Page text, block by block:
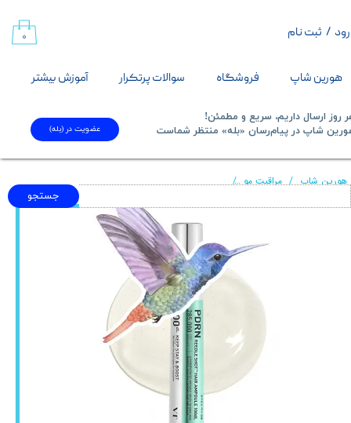
هورین شاپ فروشگاه سوالات پرتکرار آموزش بیشتر
/ ثبت نام
حساب کاربری من
تغییر گذر واژه
خروج از حساب کاربری
۰
جستجو
روز ارسال داریم، سریع و مطمئن!
شاپ در پیام‌رسان «بله» منتظر شماست​​​​​​​
عضویت در (بله)
هورین شاپ مراقبت مو سرم آمپول ضد ریزش و تقویت مو ریدل شات Vt Reedle Shot Hair Ampoue 15Ml